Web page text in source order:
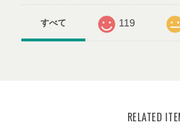
すべて 119
RELATED